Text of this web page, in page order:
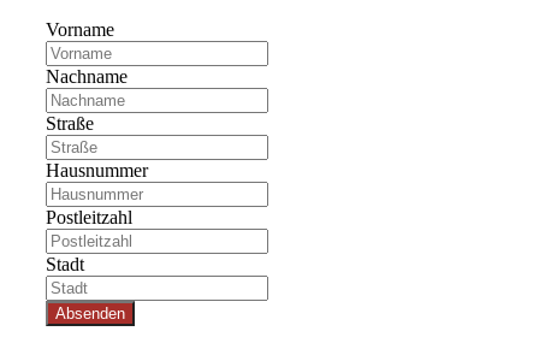
Vorname
Nachname
Straße
Hausnummer
Postleitzahl
Stadt
Absenden